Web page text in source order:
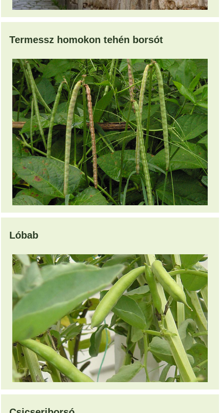
Termessz homokon tehén borsót
Lóbab